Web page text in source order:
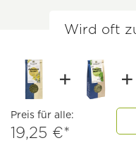
Wird oft
Preis für alle:
19,25 €*